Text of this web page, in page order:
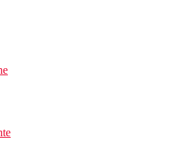
al bagajelor
(contra cost)